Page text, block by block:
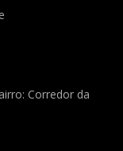
Corredor da